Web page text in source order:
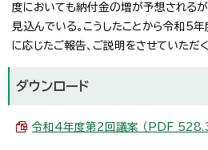
度においても納付金の増が予想されるが
見込んでいる。こうしたことから令和5
に応じたご報告、ご説明をさせていただ
ダウンロード
令和4年度第2回議案 （PDF